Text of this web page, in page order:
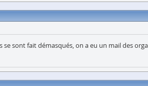
sont fait démasqués, on a eu un mail des